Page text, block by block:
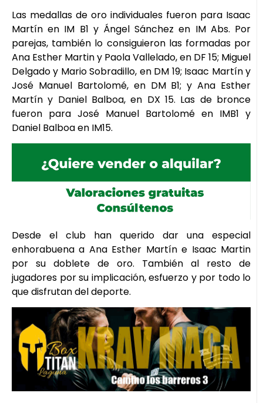
Las medallas de oro individuales fueron para Isaac
Martín en IM B1 y Ángel Sánchez en IM Abs. Por
parejas, también lo consiguieron las formadas por
Ana Esther Martin y Paola Vallelado, en DF 15; Miguel
Delgado y Mario Sobradillo, en DM 19; Isaac Martín y
José Manuel Bartolomé, en DM B1; y Ana Esther
Martín y Daniel Balboa, en DX 15. Las de bronce
fueron para José Manuel Bartolomé en IMB1 y
Daniel Balboa en IM15.
Desde el club han querido dar una especial
enhorabuena a Ana Esther Martín e Isaac Martin
por su doblete de oro. También al resto de
jugadores por su implicación, esfuerzo y por todo lo
que disfrutan del deporte.